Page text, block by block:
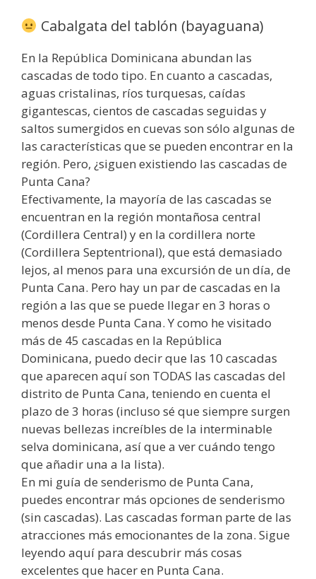
Cabalgata del tablón (bayaguana)
En la República Dominicana abundan las
cascadas de todo tipo. En cuanto a cascadas,
aguas cristalinas, ríos turquesas, caídas
gigantescas, cientos de cascadas seguidas y
saltos sumergidos en cuevas son sólo algunas de
las características que se pueden encontrar en la
región. Pero, ¿siguen existiendo las cascadas de
Punta Cana?
Efectivamente, la mayoría de las cascadas se
encuentran en la región montañosa central
(Cordillera Central) y en la cordillera norte
(Cordillera Septentrional), que está demasiado
lejos, al menos para una excursión de un día, de
Punta Cana. Pero hay un par de cascadas en la
región a las que se puede llegar en 3 horas o
menos desde Punta Cana. Y como he visitado
más de 45 cascadas en la República
Dominicana, puedo decir que las 10 cascadas
que aparecen aquí son TODAS las cascadas del
distrito de Punta Cana, teniendo en cuenta el
plazo de 3 horas (incluso sé que siempre surgen
nuevas bellezas increíbles de la interminable
selva dominicana, así que a ver cuándo tengo
que añadir una a la lista).
En mi guía de senderismo de Punta Cana,
puedes encontrar más opciones de senderismo
(sin cascadas). Las cascadas forman parte de las
atracciones más emocionantes de la zona. Sigue
leyendo aquí para descubrir más cosas
excelentes que hacer en Punta Cana.